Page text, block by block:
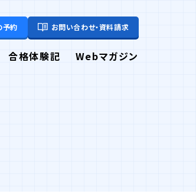
予約 お問い合わせ・資料請求
合格体験記 Webマガジン